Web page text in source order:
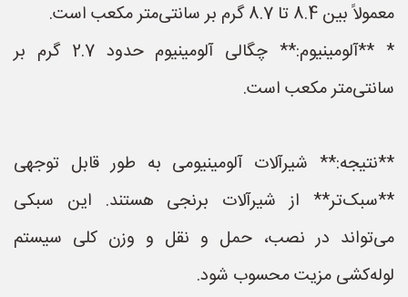
معمولاً بین 8.4 تا 8.7 گرم بر سانتی‌متر مکعب است.
* **آلومینیوم:** چگالی آلومینیوم حدود 2.7 گرم بر
سانتی‌متر مکعب است.
**نتیجه:** شیرآلات آلومینیومی به طور قابل توجهی
**سبک‌تر** از شیرآلات برنجی هستند. این سبکی
می‌تواند در نصب، حمل و نقل و وزن کلی سیستم
لوله‌کشی مزیت محسوب شود.